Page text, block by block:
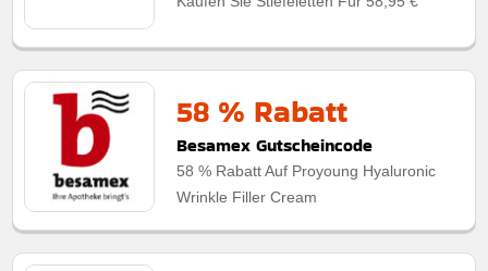
58 % Rabatt
Besamex Gutscheincode
58 % Rabatt Auf Proyoung Hyaluronic
Wrinkle Filler Cream